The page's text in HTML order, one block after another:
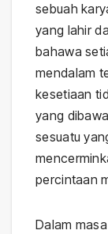
sebuah
yang lahir
bahawa
mendalam
kesetiaan
yang
sesuatu
percintaan
Dalam